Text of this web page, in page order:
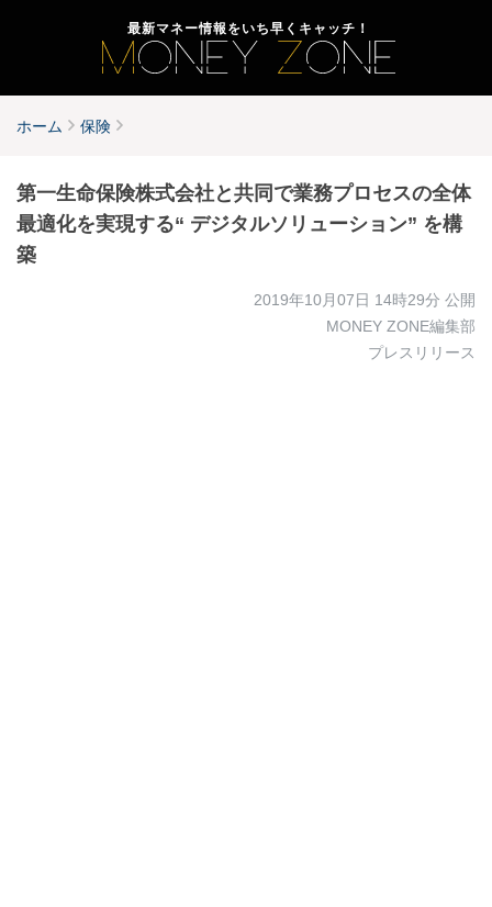
最新マネー情報をいち早くキャッチ！
ホーム 保険
第一生命保険株式会社と共同で業務プロセスの全体
最適化を実現する“ デジタルソリューション” を構
築
2019年10月07日 14時29分 公開
MONEY ZONE編集部
プレスリリース